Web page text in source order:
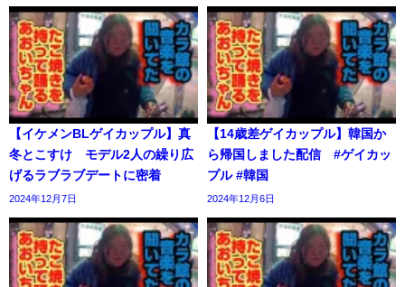
【イケメンBLゲイカップル】真
冬とこすけ モデル2人の繰り広
げるラブラブデートに密着
2024年12月7日
【14歳差ゲイカップル】韓国か
ら帰国しました配信 #ゲイカッ
プル #韓国
2024年12月6日